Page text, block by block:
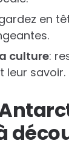
en
culture:
leur savoir.